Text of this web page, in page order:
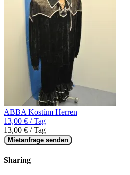
ABBA Kostüm Herren
13,00 € / Tag
13,00 € / Tag
Mietanfrage senden
Sharing